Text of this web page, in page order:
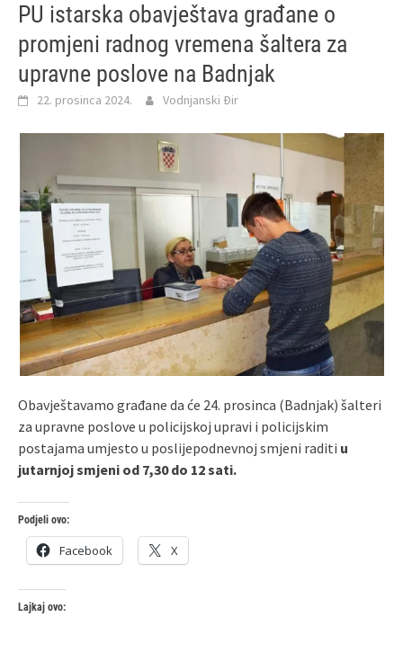
PU istarska obavještava građane o
promjeni radnog vremena šaltera za
upravne poslove na Badnjak
22. prosinca 2024. Vodnjanski Đir
Obavještavamo građane da će 24. prosinca (Badnjak) šalteri
za upravne poslove u policijskoj upravi i policijskim
postajama umjesto u poslijepodnevnoj smjeni raditi u
jutarnjoj smjeni od 7,30 do 12 sati.
Podjeli ovo:
Facebook X
Lajkaj ovo: